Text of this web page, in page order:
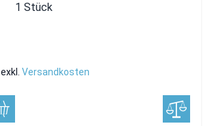
1 Stück
exkl. Versandkosten